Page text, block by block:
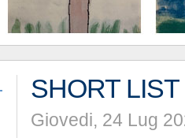
SHORT LIST
Giovedi, 24 Lug